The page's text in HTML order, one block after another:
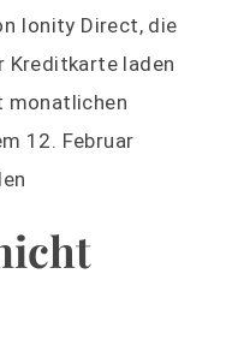
Ionity Direct, die
Kreditkarte laden
monatlichen
12. Februar